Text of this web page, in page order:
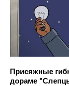
Присяжные
дораме